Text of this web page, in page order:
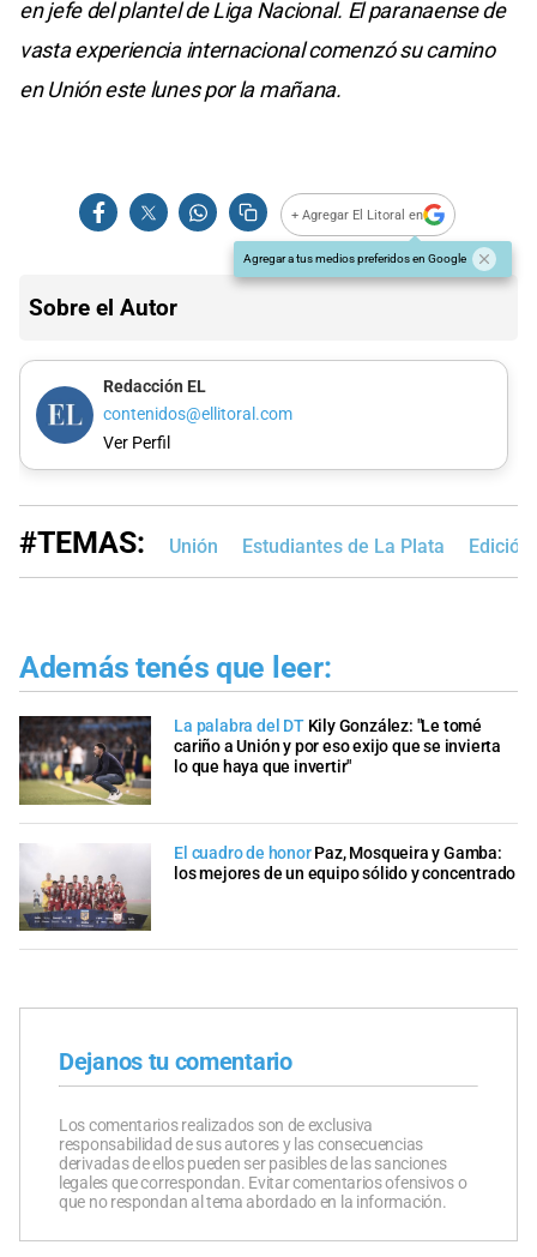
en jefe del plantel de Liga Nacional. El paranaense de
vasta experiencia internacional comenzó su camino
en Unión este lunes por la mañana.
+ Agregar El Litoral en
Agregar a tus medios preferidos en Google
Sobre el Autor
Redacción EL
contenidos@ellitoral.com
Ver Perfil
#TEMAS: Unión Estudiantes de La Plata
Además tenés que leer:
La palabra del DT Kily González: "Le tomé
cariño a Unión y por eso exijo que se invierta
lo que haya que invertir"
El cuadro de honor Paz, Mosqueira y Gamba:
los mejores de un equipo sólido y concentrado
Dejanos tu comentario
Los comentarios realizados son de exclusiva
responsabilidad de sus autores y las consecuencias
derivadas de ellos pueden ser pasibles de las sanciones
legales que correspondan. Evitar comentarios ofensivos o
que no respondan al tema abordado en la información.